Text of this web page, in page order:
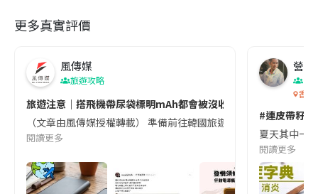
更多真實評價
風傳媒
旅遊攻略
旅遊注意｜搭飛機帶尿袋標明mAh都會被沒收😱出發前切記檢查
（文章由風傳媒授權轉載） 準備前往韓國旅遊的民眾，近期要
閱讀更多
營養
香港
#連皮帶籽
夏天其中一
閱讀更多